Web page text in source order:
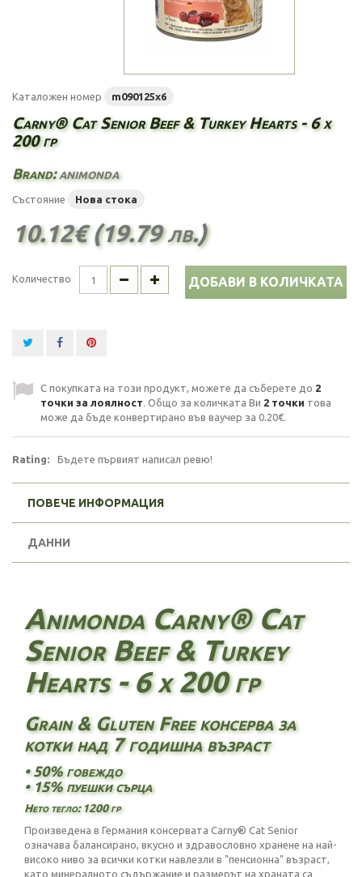
Каталожен номер m090125х6
Carny® Cat Senior Beef & Turkey Hearts - 6 х
200 гр
Brand:animonda
Състояние Нова стока
10.12€ (19.79 лв.)
Количество ДОБАВИ В КОЛИЧКАТА
С покупката на този продукт, можете да съберете до 2
точки за лоялност. Общо за количката Ви 2 точки това
може да бъде конвертирано във ваучер за 0.20€.
Rating: Бъдете първият написал ревю!
ПОВЕЧЕ ИНФОРМАЦИЯ
ДАННИ
Animonda Carny® Cat
Senior Beef & Turkey
Hearts - 6 х 200 гр
Grain & Gluten Free консерва за
котки над 7 годишна възраст
• 50% говеждо
• 15% пуешки сърца
Нето тегло: 1200 гр
Произведена в Германия консервата Carny® Cat Senior
означава балансирано, вкусно и здравословно хранене на най-
високо ниво за всички котки навлезли в "пенсионна" възраст,
като минералното съдържание и размерът на храната са